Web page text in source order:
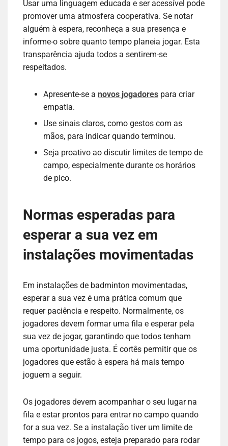
Usar uma linguagem educada e ser acessível pode
promover uma atmosfera cooperativa. Se notar
alguém à espera, reconheça a sua presença e
informe-o sobre quanto tempo planeia jogar. Esta
transparência ajuda todos a sentirem-se
respeitados.
Apresente-se a novos jogadores para criar
empatia.
Use sinais claros, como gestos com as
mãos, para indicar quando terminou.
Seja proativo ao discutir limites de tempo de
campo, especialmente durante os horários
de pico.
Normas esperadas para
esperar a sua vez em
instalações movimentadas
Em instalações de badminton movimentadas,
esperar a sua vez é uma prática comum que
requer paciência e respeito. Normalmente, os
jogadores devem formar uma fila e esperar pela
sua vez de jogar, garantindo que todos tenham
uma oportunidade justa. É cortês permitir que os
jogadores que estão à espera há mais tempo
joguem a seguir.
Os jogadores devem acompanhar o seu lugar na
fila e estar prontos para entrar no campo quando
for a sua vez. Se a instalação tiver um limite de
tempo para os jogos, esteja preparado para rodar